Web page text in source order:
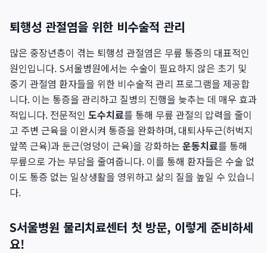
퇴행성 관절염을 위한 비수술적 관리
많은 중장년층이 겪는 퇴행성 관절염은 무릎 통증의 대표적인
원인입니다. S서울병원에서는 수술이 필요하지 않은 초기 및
중기 관절염 환자들을 위한 비수술적 관리 프로그램을 제공합
니다. 이는 통증을 관리하고 질병의 진행을 늦추는 데 매우 효과
적입니다. 전문적인 도수치료를 통해 무릎 관절의 압력을 줄이
고 주변 근육을 이완시켜 통증을 완화하며, 대퇴사두근(허벅지
앞쪽 근육)과 둔근(엉덩이 근육)을 강화하는 운동치료를 통해
무릎으로 가는 부담을 줄여줍니다. 이를 통해 환자들은 수술 없
이도 통증 없는 일상생활을 영위하고 삶의 질을 높일 수 있습니
다.
S서울병원 물리치료센터 첫 방문, 이렇게 준비하세
요!